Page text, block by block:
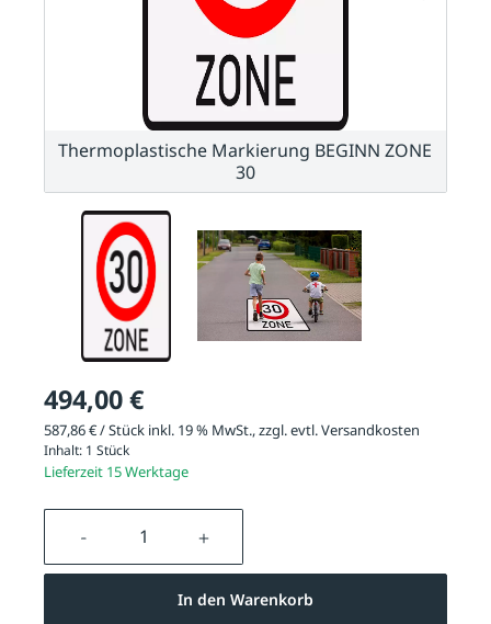
494,00 €
587,86 € / Stück inkl. 19 % MwSt., zzgl. evtl.Versandkosten
Inhalt: 1 Stück
Lieferzeit 15 Werktage
Produkt Anzahl: Gib den
In den Warenkorb
Thermoplastische Markierung BEGINN ZONE
30